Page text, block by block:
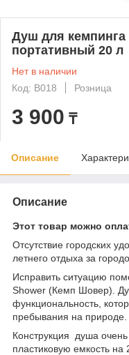
Душ для
портативный 20 л
Нет в наличии
Код: B018
Розница
3 900 ₸
Описание
Описание
Этот товар можно
Отсутствие городских
летнего отдыха за
Исправить ситуацию
Shower (Кемп Шовер).
функциональность,
пребывания на природе.
Конструкция душа
пластиковую емкость на